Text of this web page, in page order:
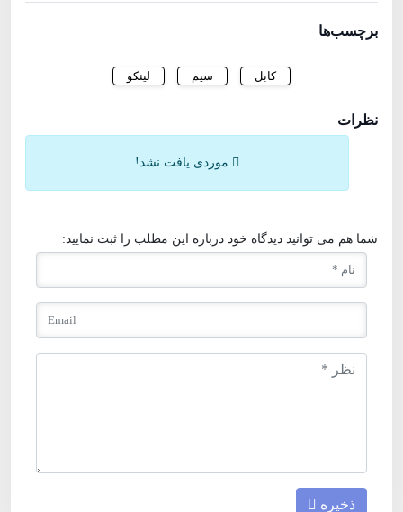
برچسب‌ها
کابل سیم لینکو
نظرات
موردی یافت نشد!
شما هم می توانید دیدگاه خود درباره این مطلب را ثبت نمایید:
ذخیره